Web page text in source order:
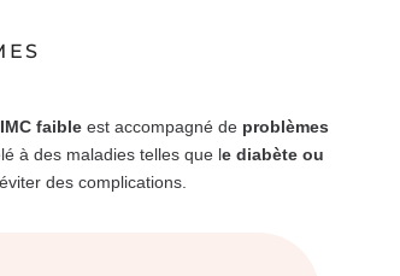
faible est accompagné de problèmes
à des maladies telles que le diabète ou
des complications.